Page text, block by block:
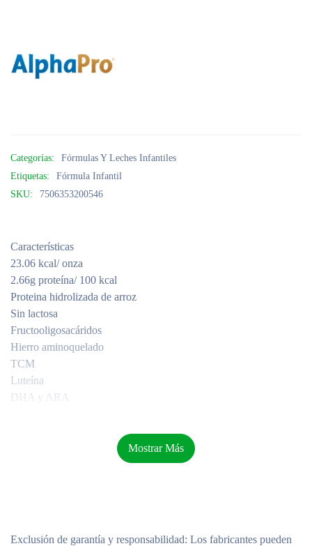
Categorías:
Fórmulas Y Leches Infantiles
Etiquetas:
Fórmula Infantil
SKU:
7506353200546
Características
23.06 kcal/ onza
2.66g proteína/ 100 kcal
Proteina hidrolizada de arroz
Sin lactosa
Fructooligosacáridos
Hierro aminoquelado
TCM
Luteína
DHA y ARA
Mostrar Más
Exclusión de garantía y responsabilidad: Los fabricantes pueden